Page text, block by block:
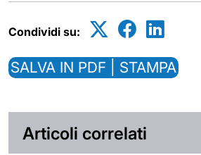
Condividi su:
SALVA IN PDF | STAMPA
Articoli correlati